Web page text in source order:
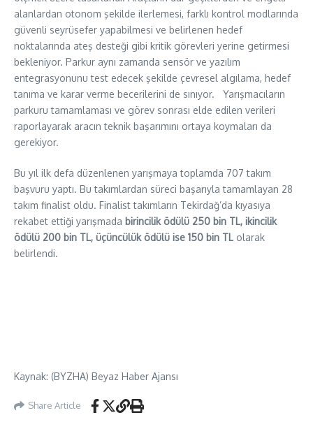
alanlardan otonom şekilde ilerlemesi, farklı kontrol modlarında
güvenli seyrüsefer yapabilmesi ve belirlenen hedef
noktalarında ateş desteği gibi kritik görevleri yerine getirmesi
bekleniyor. Parkur aynı zamanda sensör ve yazılım
entegrasyonunu test edecek şekilde çevresel algılama, hedef
tanıma ve karar verme becerilerini de sınıyor. Yarışmacıların
parkuru tamamlaması ve görev sonrası elde edilen verileri
raporlayarak aracın teknik başarımını ortaya koymaları da
gerekiyor.
Bu yıl ilk defa düzenlenen yarışmaya toplamda 707 takım
başvuru yaptı. Bu takımlardan süreci başarıyla tamamlayan 28
takım finalist oldu. Finalist takımların Tekirdağ’da kıyasıya
rekabet ettiği yarışmada birincilik ödülü 250 bin TL, ikincilik
ödülü 200 bin TL, üçüncülük ödülü ise 150 bin TL olarak
belirlendi.
Kaynak: (BYZHA) Beyaz Haber Ajansı
Share Article